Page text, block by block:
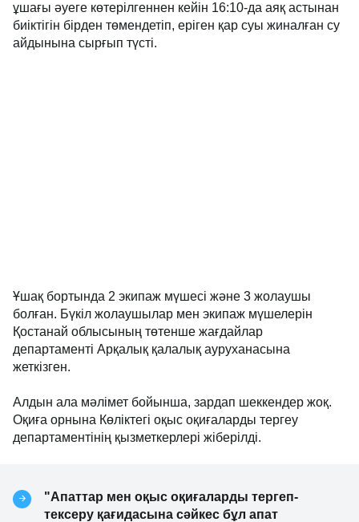
ұшағы әуеге көтерілгеннен кейін 16:10-да аяқ астынан
биіктігін бірден төмендетіп, еріген қар суы жиналған су
айдынына сырғып түсті.
Ұшақ бортында 2 экипаж мүшесі және 3 жолаушы
болған. Бүкіл жолаушылар мен экипаж мүшелерін
Қостанай облысының төтенше жағдайлар
департаменті Арқалық қалалық ауруханасына
жеткізген.
Алдын ала мәлімет бойынша, зардап шеккендер жоқ.
Оқиға орнына Көліктегі оқыс оқиғаларды тергеу
департаментінің қызметкерлері жіберілді.
"Апаттар мен оқыс оқиғаларды тергеп-
тексеру қағидасына сәйкес бұл апат